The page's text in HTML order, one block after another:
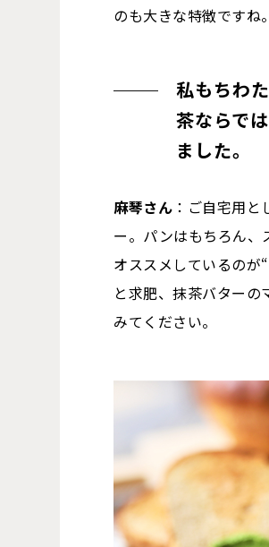
のも大きな特徴ですね。
私もちわ
茶ならで
ました。
麻琴さん ：ご自宅用
ー。パンはもちろん、
オススメしているの
と求肥、抹茶バターの
みてください。